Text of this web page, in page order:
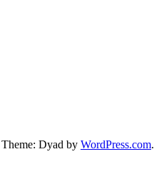
Theme: Dyad by WordPress.com.